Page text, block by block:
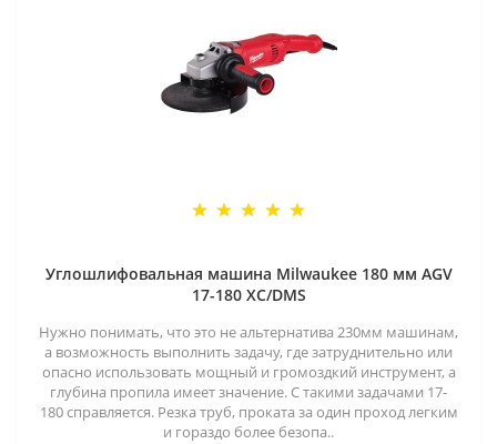
Углошлифовальная машина Milwaukee 180 мм AGV
17-180 XC/DMS
Нужно понимать, что это не альтернатива 230мм машинам,
а возможность выполнить задачу, где затруднительно или
опасно использовать мощный и громоздкий инструмент, а
глубина пропила имеет значение. С такими задачами 17-
180 справляется. Резка труб, проката за один проход легким
и гораздо более безопа..